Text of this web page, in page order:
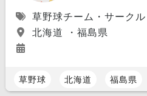
草野球チーム・サークル
北海道 ・福島県
草野球 北海道 福島県